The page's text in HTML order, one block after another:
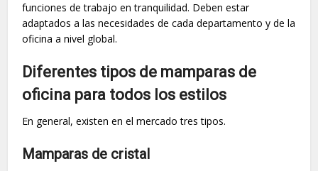
funciones de trabajo en tranquilidad. Deben estar
adaptados a las necesidades de cada departamento y de la
oficina a nivel global.
Diferentes tipos de mamparas de
oficina para todos los estilos
En general, existen en el mercado tres tipos.
Mamparas de cristal